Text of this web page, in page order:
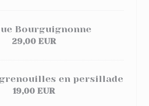
Bourguignonne
29,00 EUR
grenouilles en persillade
19,00 EUR